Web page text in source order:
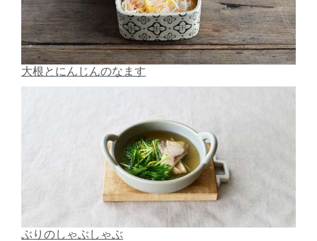
大根とにんじんのなます
ぶりのしゃぶしゃぶ